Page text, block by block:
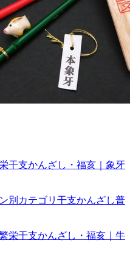
干支かんざし・福亥｜象牙
別カテゴリ 干支かんざし普